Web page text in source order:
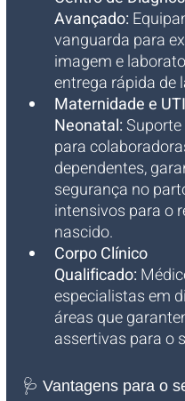
Avançado:
vanguarda para
imagem e
entrega rápida de
Maternidade e UTI
Neonatal:
para
dependentes,
segurança no
intensivos para o
nascido.
Corpo Clínico
Qualificado:
especialistas em
áreas que
assertivas para o
🩺 Vantagens para o